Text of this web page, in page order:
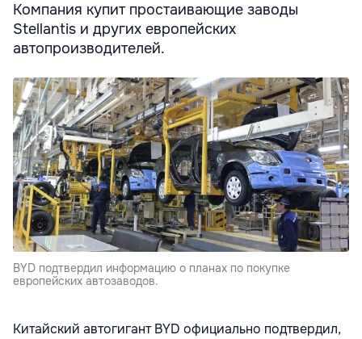
Компания купит простаивающие заводы
Stellantis и других европейских
автопроизводителей.
BYD подтвердил информацию о планах по покупке
европейских автозаводов.
Китайский автогигант BYD официально подтвердил,